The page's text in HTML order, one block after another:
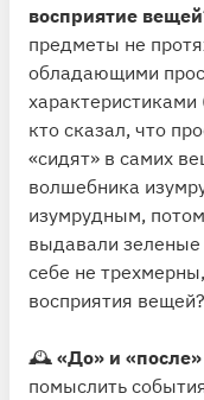
восприятие
предметы не
обладающими
кто сказал, что
«сидят» в самих
волшебника
изумрудным,
выдавали
себе не
восприятия вещей?
🕰 «До» и
помыслить